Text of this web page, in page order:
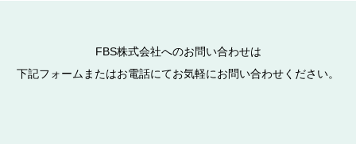
FBS株式会社へのお問い合わせは
下記フォームまたはお電話にてお気軽にお問い合わせください。